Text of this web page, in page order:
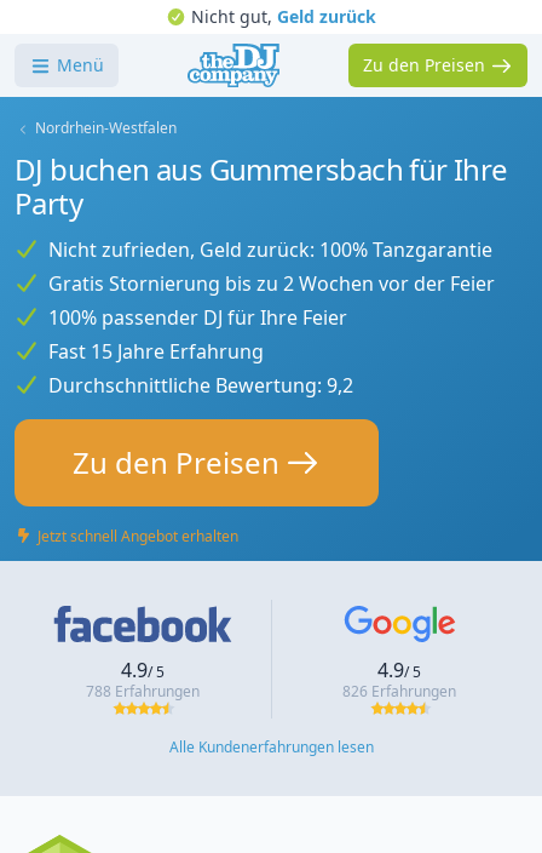
Nicht gut,Geld zurück
Menü Zu den Preisen
Nordrhein-Westfalen
DJ buchen aus Gummersbach für Ihre
Party
Nicht zufrieden, Geld zurück: 100% Tanzgarantie
Gratis Stornierung bis zu 2 Wochen vor der Feier
100% passender DJ für Ihre Feier
Fast 15 Jahre Erfahrung
Durchschnittliche Bewertung: 9,2
Zu den Preisen
Jetzt schnell Angebot erhalten
4.9/ 5
788 Erfahrungen
4.9/ 5
826 Erfahrungen
Alle Kundenerfahrungen lesen